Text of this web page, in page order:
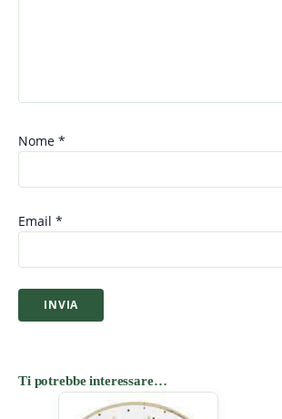
Nome *
Email *
Ti potrebbe interessare…